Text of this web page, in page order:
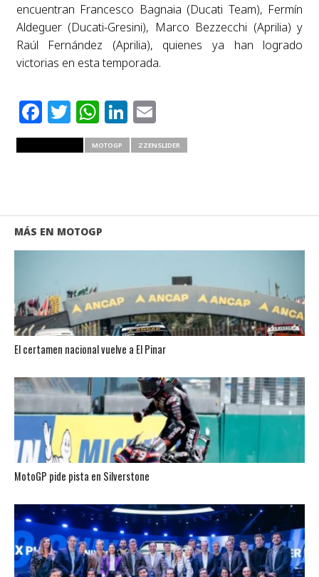
encuentran Francesco Bagnaia (Ducati Team), Fermín
Aldeguer (Ducati-Gresini), Marco Bezzecchi (Aprilia) y
Raúl Fernández (Aprilia), quienes ya han logrado
victorias en esta temporada.
Facebook
Twitter
WhatsApp
LinkedIn
Email
MOTOGP ZZENSLIDER
MÁS EN MOTOGP
El certamen nacional vuelve a El Pinar
MotoGP pide pista en Silverstone